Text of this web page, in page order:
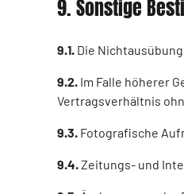
9. Sonstige
9.1. Die
9.2. Im Falle höherer
Vertragsverhältnis
9.3. Fotografische
9.4.Zeitungs- und